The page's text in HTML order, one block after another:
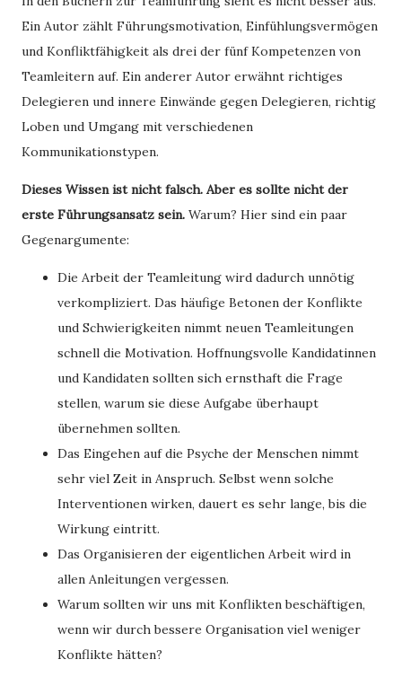
Ein Autor zählt Führungsmotivation, Einfühlungsvermögen
und Konfliktfähigkeit als drei der fünf Kompetenzen von
Teamleitern auf. Ein anderer Autor erwähnt richtiges
Delegieren und innere Einwände gegen Delegieren, richtig
Loben und Umgang mit verschiedenen
Kommunikationstypen.
Dieses Wissen ist nicht falsch. Aber es sollte nicht der
erste Führungsansatz sein. Warum? Hier sind ein paar
Gegenargumente:
Die Arbeit der Teamleitung wird dadurch unnötig
verkompliziert. Das häufige Betonen der Konflikte
und Schwierigkeiten nimmt neuen Teamleitungen
schnell die Motivation. Hoffnungsvolle Kandidatinnen
und Kandidaten sollten sich ernsthaft die Frage
stellen, warum sie diese Aufgabe überhaupt
übernehmen sollten.
Das Eingehen auf die Psyche der Menschen nimmt
sehr viel Zeit in Anspruch. Selbst wenn solche
Interventionen wirken, dauert es sehr lange, bis die
Wirkung eintritt.
Das Organisieren der eigentlichen Arbeit wird in
allen Anleitungen vergessen.
Warum sollten wir uns mit Konflikten beschäftigen,
wenn wir durch bessere Organisation viel weniger
Konflikte hätten?